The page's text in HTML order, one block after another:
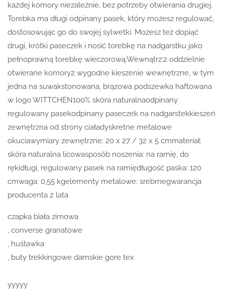
każdej komory niezależnie, bez potrzeby otwierania drugiej.
Torebka ma długi odpinany pasek, który możesz regulować,
dostosowując go do swojej sylwetki. Możesz też dopiąć
drugi, krótki paseczek i nosić torebkę na nadgarstku jako
pełnoprawną torebkę wieczorową.Wewnątrz:2 oddzielnie
otwierane komory2 wygodne kieszenie wewnętrzne, w tym
jedna na suwakstonowana, brązowa podszewka haftowana
w logo WITTCHEN100% skóra naturalnaodpinany
regulowany pasekodpinany paseczek na nadgarstekkieszeń
zewnętrzna od strony ciaładyskretne metalowe
okuciawymiary zewnętrzne: 20 x 27 / 32 x 5 cmmateriał:
skóra naturalna licowasposób noszenia: na ramię, do
rękidługi, regulowany pasek na ramiędługość paska: 120
cmwaga: 0,55 kgelementy metalowe: srebrnegwarancja
producenta 2 lata
czapka biała zimowa
, converse granatowe
, huśtawka
, buty trekkingowe damskie gore tex
yyyyy